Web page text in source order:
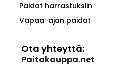
Paidat harrastuksiin
Vapaa-ajan paidat
Ota yhteyttä:
Paitakauppa.net